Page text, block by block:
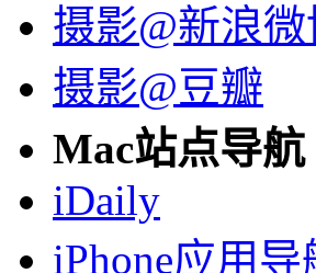
摄影@新浪微
摄影@豆瓣
Mac站点导航
iDaily
iPhone应用导